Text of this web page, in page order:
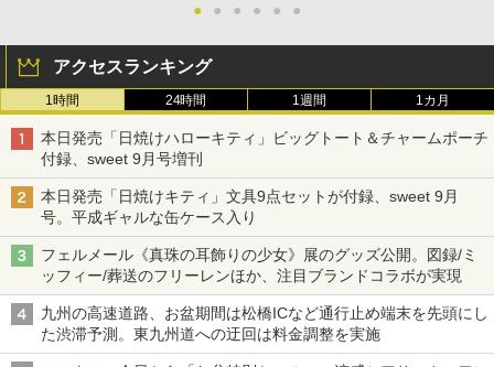
● ● ● ● ● ●
アクセスランキング
1時間 24時間 1週間 1カ月
本日発売「日焼けハローキティ」ビッグトート＆チャームポーチ
付録、sweet 9月号増刊
本日発売「日焼けキティ」文具9点セットが付録、sweet 9月
号。平成ギャルな缶ケース入り
フェルメール《真珠の耳飾りの少女》展のグッズ公開。図録/ミ
ッフィー/葬送のフリーレンほか、注目ブランドコラボが実現
九州の高速道路、お盆期間は松橋ICなど通行止め端末を先頭にし
た渋滞予測。東九州道への迂回は料金調整を実施